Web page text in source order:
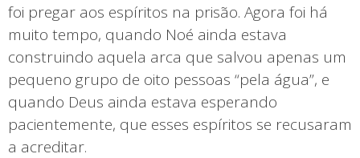
foi pregar aos espíritos na prisão. Agora foi há
muito tempo, quando Noé ainda estava
construindo aquela arca que salvou apenas um
pequeno grupo de oito pessoas “pela água”, e
quando Deus ainda estava esperando
pacientemente, que esses espíritos se recusaram
a acreditar.